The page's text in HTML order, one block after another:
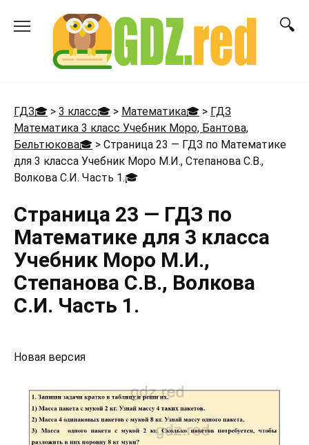
ГДЗ🎓 > 3 класс🎓 > Математика🎓 > ГДЗ
Математика 3 класс Учебник Моро, Бантова,
Бельтюкова🎓 > Страница 23 — ГДЗ по Математике
для 3 класса Учебник Моро М.И., Степанова С.В.,
Волкова С.И. Часть 1.🎓
Страница 23 — ГДЗ по
Математике для 3 класса
Учебник Моро М.И.,
Степанова С.В., Волкова
С.И. Часть 1.
Новая версия